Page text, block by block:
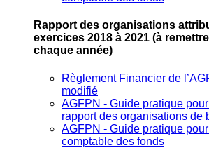
Rapport des organisations
exercices 2018 à 2021 (à
chaque année)
Règlement Financier de
modifié
AGFPN ‐ Guide pratique
rapport des organisations de
AGFPN ‐ Guide pratique
comptable des fonds